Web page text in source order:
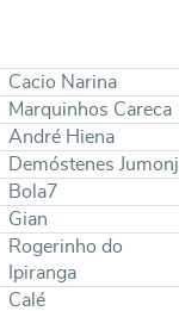
Cacio Narina
Marquinhos Careca
André Hiena
Demóstenes
Bola7
Gian
Rogerinho do
Ipiranga
Calé